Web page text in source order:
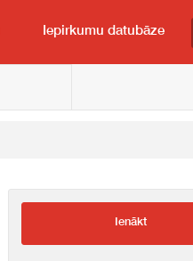
Iepirkumu datubāze
Ienākt